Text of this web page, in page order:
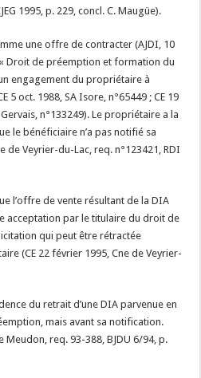
1995, p. 229, concl. C. Maugüe).
une offre de contracter (AJDI, 10
Droit de préemption et formation du
engagement du propriétaire à
5 oct. 1988, SA Isore, n°65449 ; CE 19
n°133249). Le propriétaire a la
le bénéficiaire n’a pas notifié sa
de Veyrier-du-Lac, req. n°123421, RDI
l’offre de vente résultant de la DIA
acceptation par le titulaire du droit de
qui peut être rétractée
(CE 22 février 1995, Cne de Veyrier-
du retrait d’une DIA parvenue en
mais avant sa notification.
Meudon, req. 93-388, BJDU 6/94, p.